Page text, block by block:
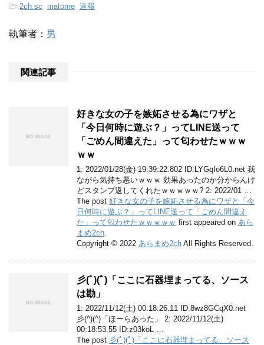
-2ch.sc matome 速報
執筆者： 男
関連記事
好きな女の子を嫉妬させる為にワザと
「今日何時に遊ぶ？」ってLINE送って
「ごめん間違えた」って匂わせたｗｗｗ
ｗｗ
1: 2022/01/28(金) 19:39:22.802 ID:LYGqIo6L0.net 我
ながら気持ち悪いｗｗｗ 効果あったのか分からんけ
どスタンプ返してくれたｗｗｗｗｗ? 2: 2022/01 …
The post 好きな女の子を嫉妬させる為にワザと「今
日何時に遊ぶ？」ってLINE送って「ごめん間違え
た」って匂わせたｗｗｗｗｗ first appeared on あら
まめ2ch
Copyright © 2022 あらまめ2ch All Rights Reserved.
彡(ﾟ)(ﾟ)「ここに石器埋まってる、ソース
は勘」
1: 2022/11/12(土) 00:18:26.11 ID:8wz8GCqX0.net
彡(^)(^)「ほーらあった」 2: 2022/11/12(土)
00:18:53.55 ID:z03koL …
The post 彡(ﾟ)(ﾟ)「ここに石器埋まってる、ソース